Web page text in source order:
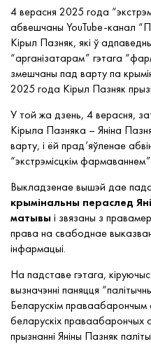
4 верасня 2025 года
абвешчаны YouTube-канал
Кірыл Пазняк, які ў
“арганізатарам” гэтага
змешчаны пад варту па
2025 года Кірыл Пазняк
У той жа дзень, 4 верасня,
Кірыла Пазняка – Яніна
варту, і ёй прад’яўленае
“экстрэмісцкім
Выкладзенае вышэй дае
крымінальны пераслед
матывы і звязаны з
права на свабоднае
інфармацыі.
На падставе гэтага,
вызначэнні паняцця
Беларускім праваабарончым
беларускіх праваабарончых
прызнанні Яніны Пазняк